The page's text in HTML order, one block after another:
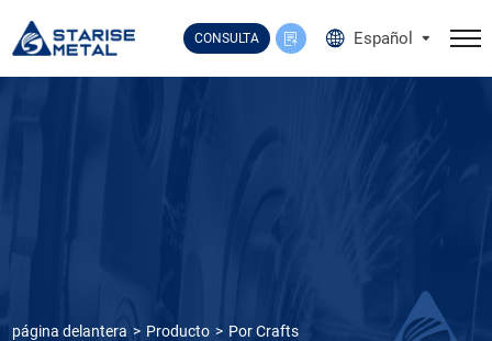
CONSULTA Español
Select Language▼
página delantera Producto Por Crafts